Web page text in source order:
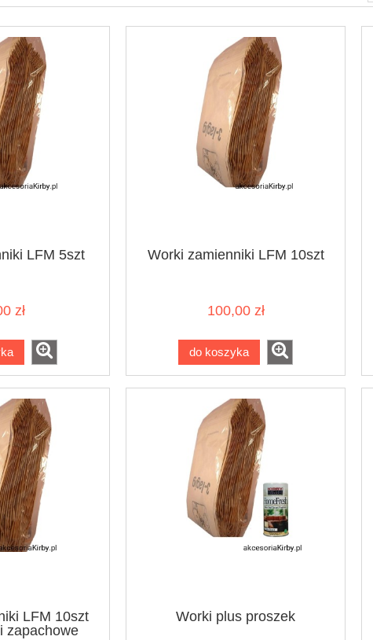
LFM 5szt
zł
Worki zamienniki LFM 10szt
100,00 zł
do koszyka
LFM 10szt
zapachowe
Worki plus proszek